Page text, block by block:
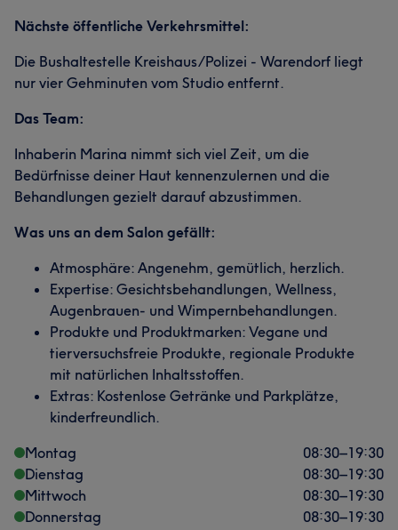
Nächste öffentliche Verkehrsmittel:
Die Bushaltestelle Kreishaus/Polizei - Warendorf liegt
nur vier Gehminuten vom Studio entfernt.
Das Team:
Inhaberin Marina nimmt sich viel Zeit, um die
Bedürfnisse deiner Haut kennenzulernen und die
Behandlungen gezielt darauf abzustimmen.
Was uns an dem Salon gefällt:
Atmosphäre: Angenehm, gemütlich, herzlich.
Expertise: Gesichtsbehandlungen, Wellness,
Augenbrauen- und Wimpernbehandlungen.
Produkte und Produktmarken: Vegane und
tierversuchsfreie Produkte, regionale Produkte
mit natürlichen Inhaltsstoffen.
Extras: Kostenlose Getränke und Parkplätze,
kinderfreundlich.
Montag
08:30–19:30
Dienstag
08:30–19:30
Mittwoch
08:30–19:30
Donnerstag
08:30–19:30